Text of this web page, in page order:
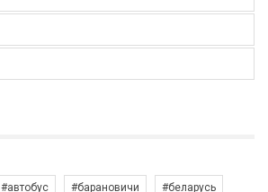
#автобус #барановичи #беларусь